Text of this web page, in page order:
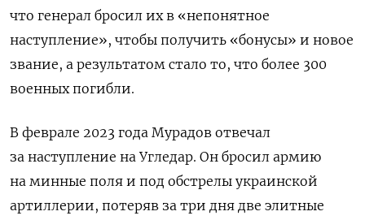
что генерал бросил их в «непонятное
наступление», чтобы получить «бонусы» и новое
звание, а результатом стало то, что более 300
военных погибли.
В феврале 2023 года Мурадов отвечал
за наступление на Угледар. Он бросил армию
на минные поля и под обстрелы украинской
артиллерии, потеряв за три дня две элитные